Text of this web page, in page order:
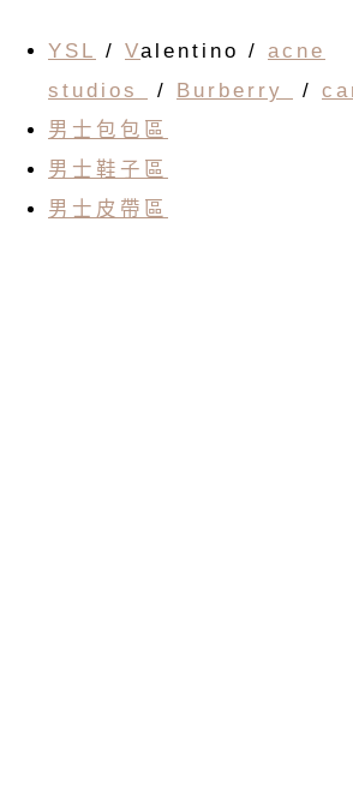
YSL / Valentino / acne
studios
/ Burberry /
男士包包區
男士鞋子區
男士皮帶區